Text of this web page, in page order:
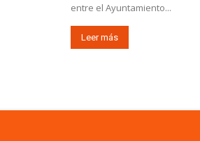
entre el Ayuntamiento...
Leer más